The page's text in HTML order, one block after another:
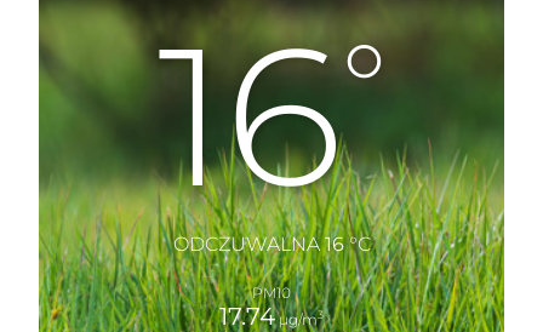
16°
ODCZUWALNA 16°C
PM10
17.74µg/m3